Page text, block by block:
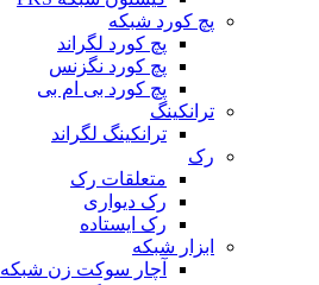
پچ کورد شبکه
پچ کورد لگراند
پچ کورد نگزنس
پچ کورد بی ام بی
ترانکینگ
ترانکینگ لگراند
رک
متعلقات رک
رک دیواری
رک ایستاده
ابزار شبکه
آچار سوکت زن شبکه